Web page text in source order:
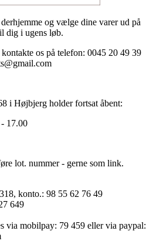
og vælge dine varer ud på
dig i ugens løb.
os på telefon: 0045 20 49 39
i Højbjerg holder fortsat åbent:
17.00
lot. nummer - gerne som link.
konto.: 98 55 62 76 49
649
via mobilpay: 79 459 eller via paypal: